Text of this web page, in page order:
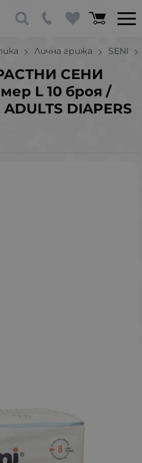
Лична грижа SENI
СЕНИ
L 10 броя /
DIAPERS